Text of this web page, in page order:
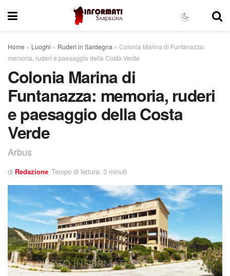
Home » Luoghi » Ruderi in Sardegna » Colonia Marina di Funtanazza:
memoria, ruderi e paesaggio della Costa Verde
Colonia Marina di
Funtanazza: memoria, ruderi
e paesaggio della Costa
Verde
Arbus
di Redazione Tempo di lettura: 3 minuti